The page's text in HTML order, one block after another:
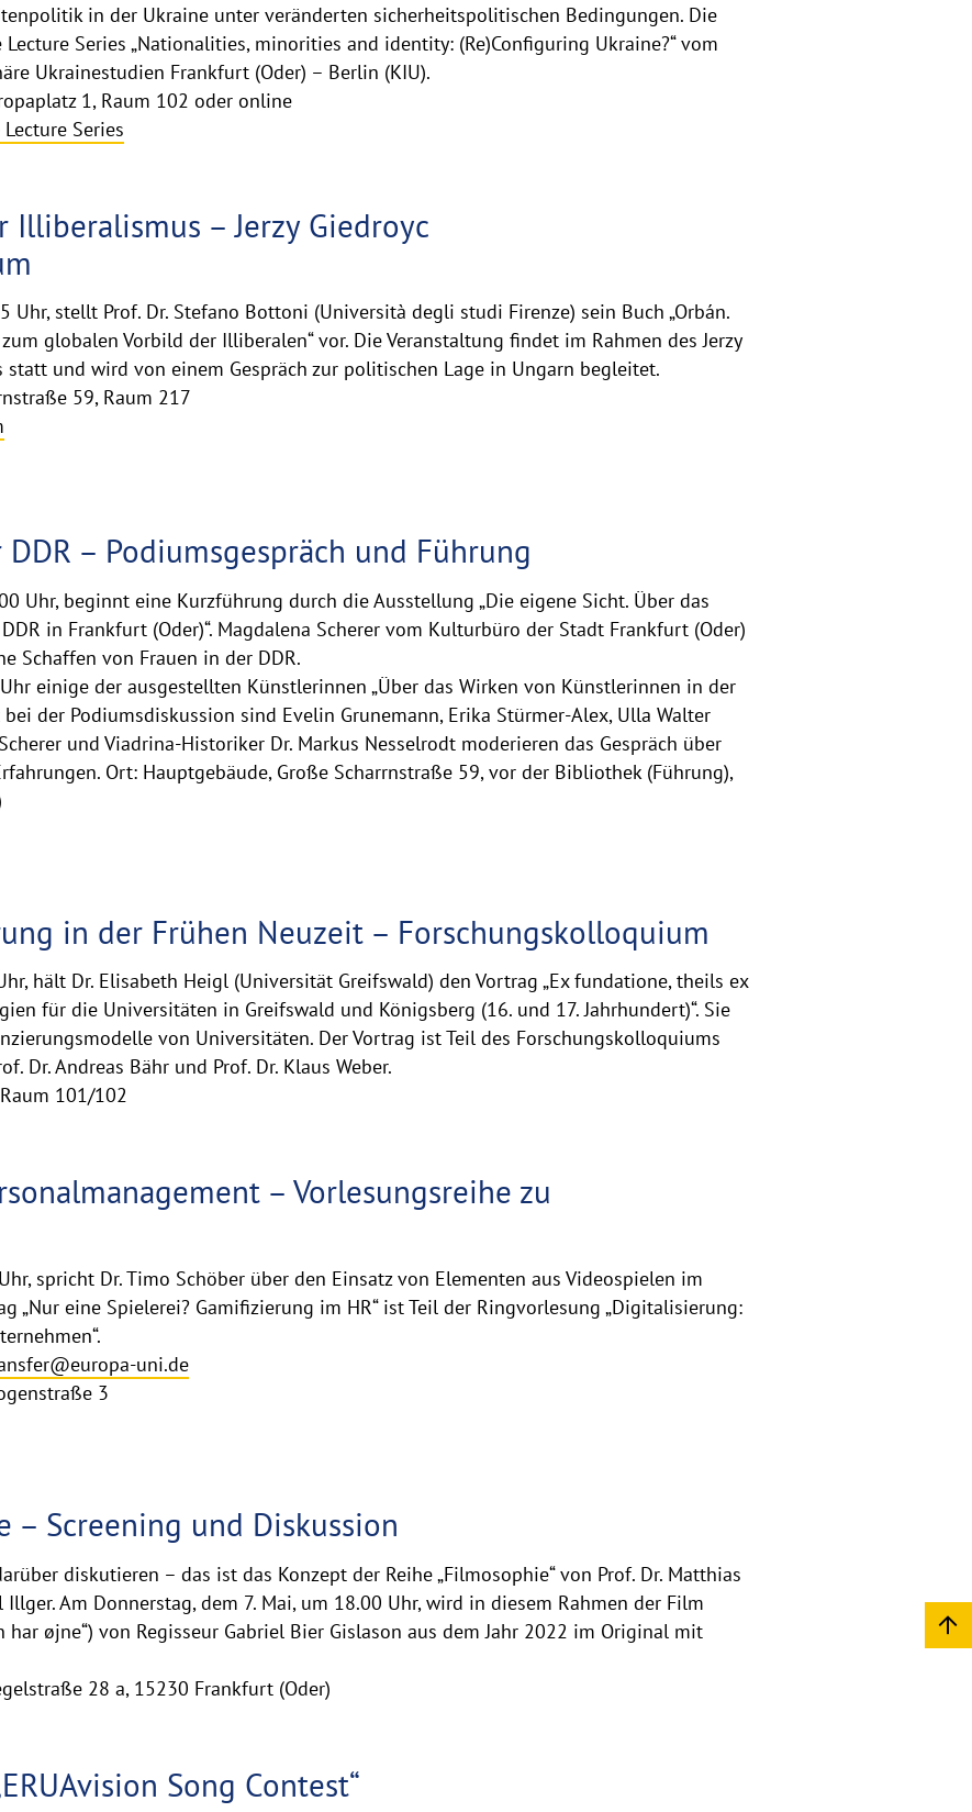
in der Ukraine unter veränderten sicherheitspolitischen Bedingungen. Die
Series „Nationalities, minorities and identity: (Re)Configuring Ukraine?“ vom
Ukrainestudien Frankfurt (Oder) – Berlin (KIU).
1, Raum 102 oder online
Series
– Jerzy Giedroyc
Uhr, stellt Prof. Dr. Stefano Bottoni (Università degli studi Firenze) sein Buch „Orbán.
globalen Vorbild der Illiberalen“ vor. Die Veranstaltung findet im Rahmen des Jerzy
statt und wird von einem Gespräch zur politischen Lage in Ungarn begleitet.
59, Raum 217
– Podiumsgespräch und Führung
Uhr, beginnt eine Kurzführung durch die Ausstellung „Die eigene Sicht. Über das
in Frankfurt (Oder)“. Magdalena Scherer vom Kulturbüro der Stadt Frankfurt (Oder)
Schaffen von Frauen in der DDR.
einige der ausgestellten Künstlerinnen „Über das Wirken von Künstlerinnen in der
bei der Podiumsdiskussion sind Evelin Grunemann, Erika Stürmer-Alex, Ulla Walter
und Viadrina-Historiker Dr. Markus Nesselrodt moderieren das Gespräch über
Ort: Hauptgebäude, Große Scharrnstraße 59, vor der Bibliothek (Führung),
in der Frühen Neuzeit – Forschungskolloquium
hält Dr. Elisabeth Heigl (Universität Greifswald) den Vortrag „Ex fundatione, theils ex
für die Universitäten in Greifswald und Königsberg (16. und 17. Jahrhundert)“. Sie
von Universitäten. Der Vortrag ist Teil des Forschungskolloquiums
Dr. Andreas Bähr und Prof. Dr. Klaus Weber.
101/102
– Vorlesungsreihe zu
spricht Dr. Timo Schöber über den Einsatz von Elementen aus Videospielen im
„Nur eine Spielerei? Gamifizierung im HR“ ist Teil der Ringvorlesung „Digitalisierung:
uni.de
3
– Screening und Diskussion
diskutieren – das ist das Konzept der Reihe „Filmosophie“ von Prof. Dr. Matthias
Am Donnerstag, dem 7. Mai, um 18.00 Uhr, wird in diesem Rahmen der Film
har øjne“) von Regisseur Gabriel Bier Gislason aus dem Jahr 2022 im Original mit
28 a, 15230 Frankfurt (Oder)
Song Contest“